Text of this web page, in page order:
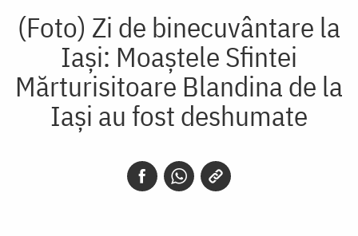
(Foto) Zi de binecuvântare la
Iași: Moaștele Sfintei
Mărturisitoare Blandina de la
Iași au fost deshumate